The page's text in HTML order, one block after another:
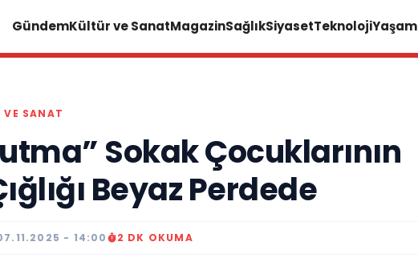
GündemKültür ve SanatMagazinSağlıkSiyasetTeknolojiYaşam
VE SANAT
Sokak Çocuklarının
Beyaz Perdede
- 14:00 2 DK OKUMA